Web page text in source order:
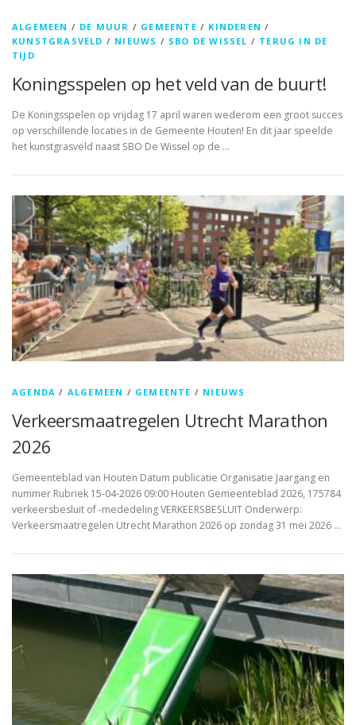
ALGEMEEN / DE MUUR / GEMEENTE / KINDEREN /
KUNSTGRASVELD / NIEUWS / SBO DE WISSEL / TERUG IN DE
TIJD
Koningsspelen op het veld van de buurt!
De Koningsspelen op vrijdag 17 april waren wederom een groot succes
op verschillende locaties in de Gemeente Houten! En dit jaar speelde
het kunstgrasveld naast SBO De Wissel op de …
AGENDA / ALGEMEEN / GEMEENTE / NIEUWS
Verkeersmaatregelen Utrecht Marathon
2026
Gemeenteblad van Houten Datum publicatie Organisatie Jaargang en
nummer Rubriek 15-04-2026 09:00 Houten Gemeenteblad 2026, 175784
verkeersbesluit of -mededeling VERKEERSBESLUIT Onderwerp:
Verkeersmaatregelen Utrecht Marathon 2026 op zondag 31 mei 2026 …